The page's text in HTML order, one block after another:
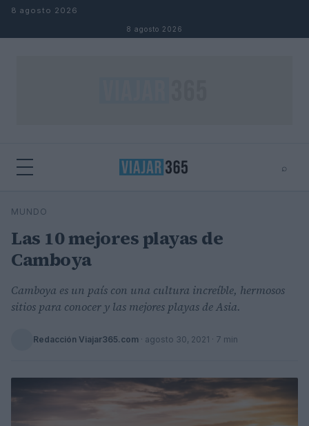
Saltar al contenido
8 agosto 2026
8 agosto 2026
⌕
Buscar
MUNDO
Las 10 mejores playas de
Camboya
Camboya es un país con una cultura increíble, hermosos
sitios para conocer y las mejores playas de Asia.
Redacción Viajar365.com · agosto 30, 2021 · 7 min